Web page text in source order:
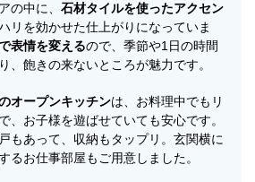
の中に、 石材タイルを使ったアクセン
リを効かせた仕上がりになっていま
表情を変えるので、季節や1日の時間
、飽きの来ないところが魅力です。
オープンキッチンは、お料理中でもリ
、お子様を遊ばせていても安心です。
もあって、収納もタップリ。玄関横に
るお仕事部屋もご用意しました。